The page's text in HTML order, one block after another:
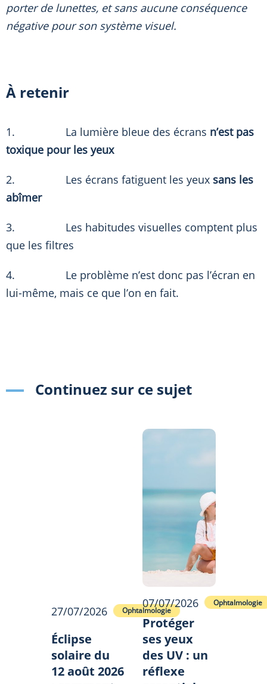
porter de lunettes, et sans aucune conséquence
négative pour son système visuel.
À retenir
1. La lumière bleue des écrans n’est pas
toxique pour les yeux
2. Les écrans fatiguent les yeux sans les
abîmer
3. Les habitudes visuelles comptent plus
que les filtres
4. Le problème n’est donc pas l’écran en
lui-même, mais ce que l’on en fait.
Continuez sur ce sujet
27/07/2026 Ophtalmologie
Éclipse
solaire du
12 août 2026
07/07/2026 Ophtalmologie
Protéger
ses yeux
des UV : un
réflexe